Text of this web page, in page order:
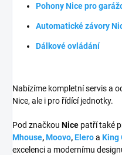
Pohony Nice pro
Automatické závory
Dálkové ovládání
Nabízíme kompletní servis a
Nice, ale i pro řídící jednotky.
Pod značkou Nice patří také
Mhouse,Moovo,Eleroa King
excelenci a modernímu